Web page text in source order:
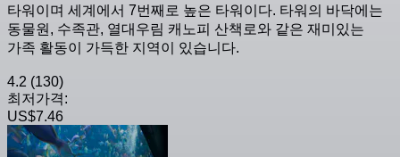
타워이며 세계에서 7번째로 높은 타워이다. 타워의 바닥에는
동물원, 수족관, 열대우림 캐노피 산책로와 같은 재미있는
가족 활동이 가득한 지역이 있습니다.
4.2 (130)
최저가격:
US$7.46